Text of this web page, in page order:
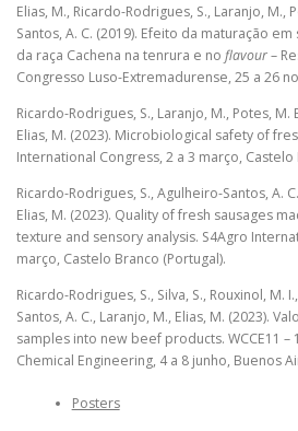
Elias, M., Ricardo-Rodrigues, S., Laranjo, M.,
Santos, A. C. (2019). Efeito da maturação
da raça Cachena na tenrura e no flavour–
Congresso Luso-Extremadurense, 25 a 26
Ricardo-Rodrigues, S., Laranjo, M., Potes, M.
Elias, M. (2023). Microbiological safety of
International Congress, 2 a 3 março, Castelo
Ricardo-Rodrigues, S., Agulheiro-Santos, A.
Elias, M. (2023). Quality of fresh sausages
texture and sensory analysis. S4Agro
março, Castelo Branco (Portugal).
Ricardo-Rodrigues, S., Silva, S., Rouxinol, M.
Santos, A. C., Laranjo, M., Elias, M. (2023).
samples into new beef products. WCCE11 –
Chemical Engineering, 4 a 8 junho, Buenos
Posters